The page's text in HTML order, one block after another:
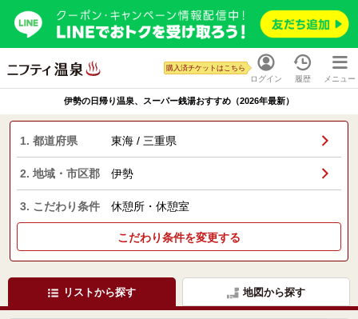
ログイン
購入済チケットはこちら
履歴 メニュー
伊勢の日帰り温泉、スーパー銭湯おすすめ（2026年最新）
1. 都道府県 東海 / 三重県
2. 地域・市区郡 伊勢
3. こだわり条件 休憩所・休憩室
こだわり条件を変更する
リストから探す 地図から探す